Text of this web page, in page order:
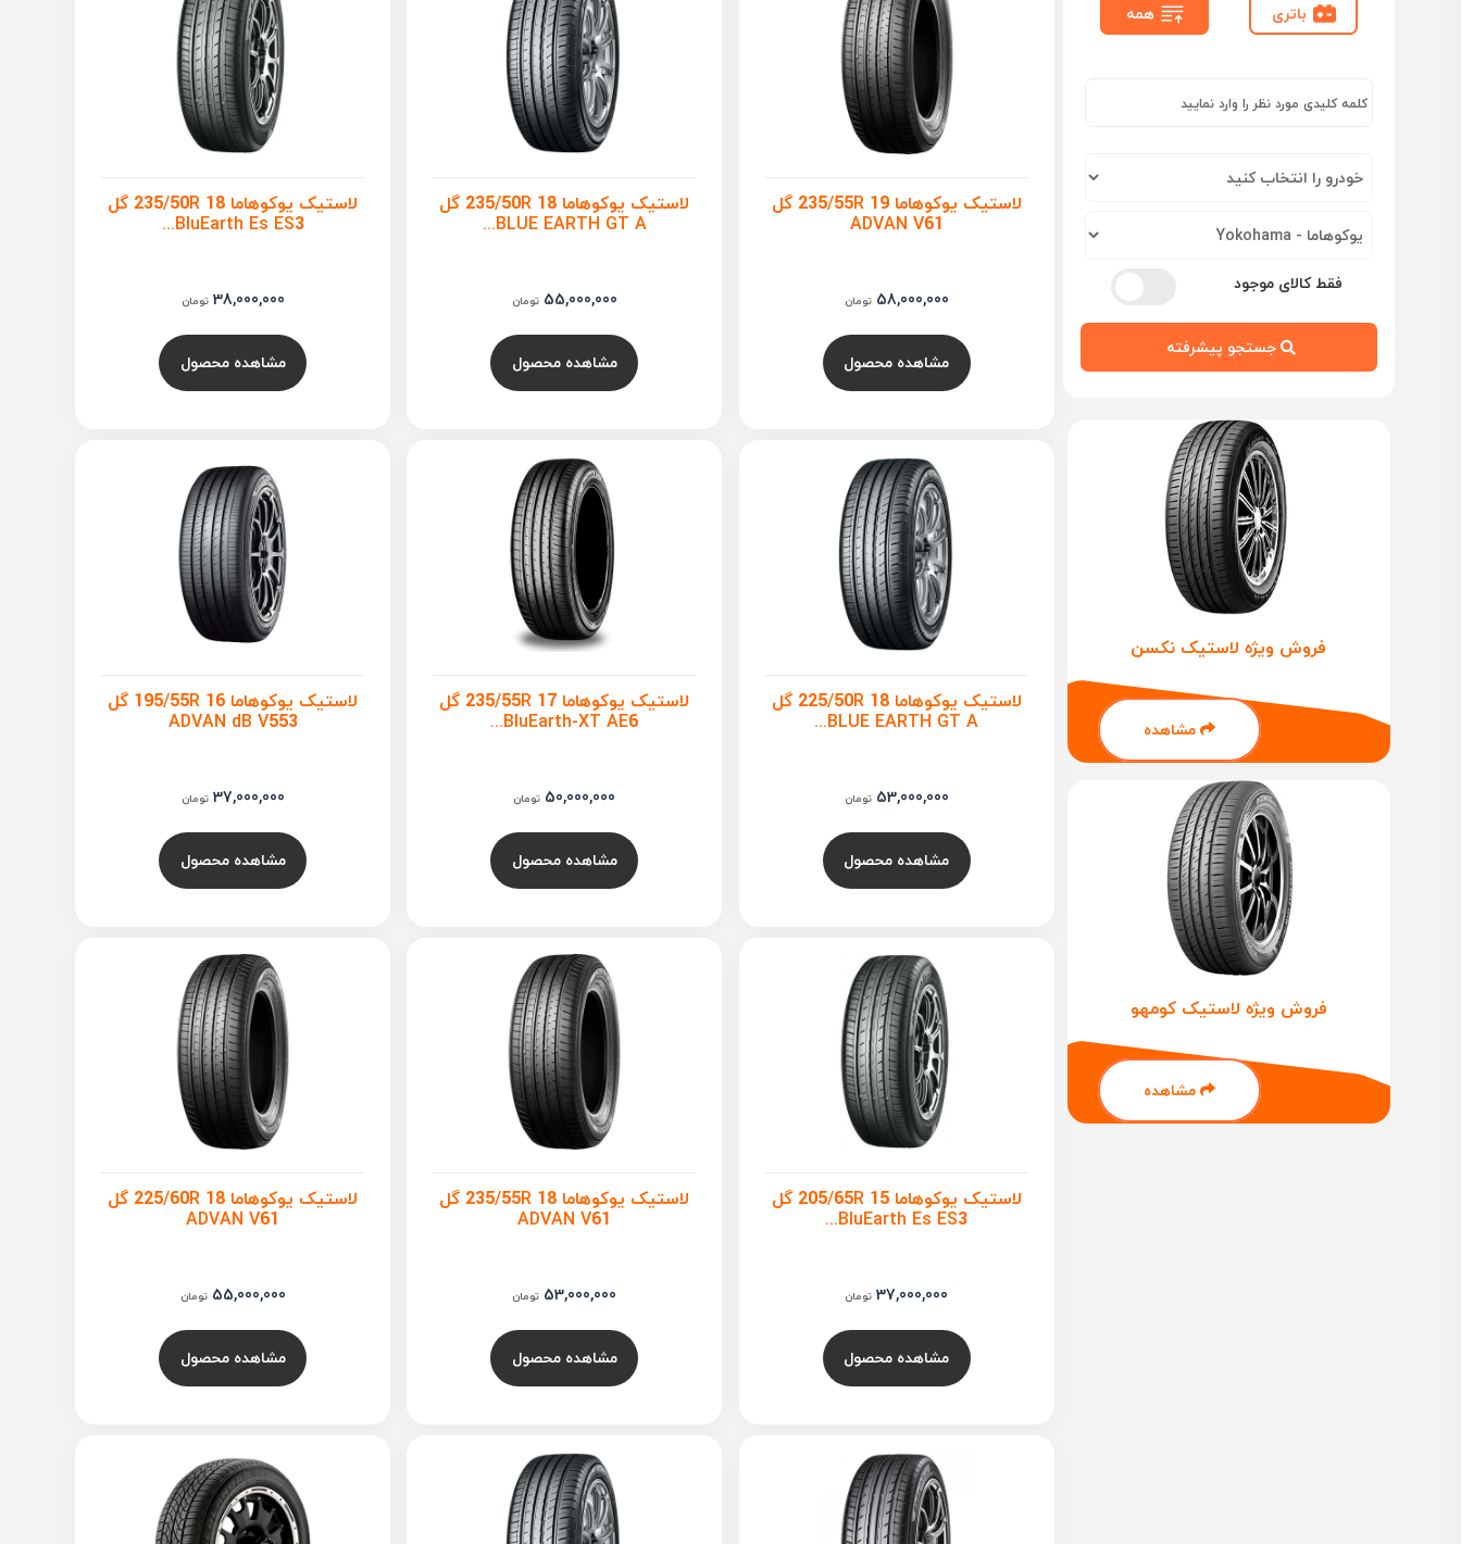
باتری همه
فقط کالای موجود
جستجو پیشرفته
فروش ویژه لاستیک نکسن
مشاهده
فروش ویژه لاستیک کومهو
مشاهده
لاستیک یوکوهاما 235/55R 19 گل
ADVAN V61
58,000,000 تومان
مشاهده محصول
لاستیک یوکوهاما 235/50R 18 گل
BLUE EARTH GT A...
55,000,000 تومان
مشاهده محصول
لاستیک یوکوهاما 235/50R 18 گل
BluEarth Es ES3...
38,000,000 تومان
مشاهده محصول
لاستیک یوکوهاما 225/50R 18 گل
BLUE EARTH GT A...
53,000,000 تومان
مشاهده محصول
لاستیک یوکوهاما 235/55R 17 گل
BluEarth-XT AE6...
50,000,000 تومان
مشاهده محصول
لاستیک یوکوهاما 195/55R 16 گل
ADVAN dB V553
37,000,000 تومان
مشاهده محصول
لاستیک یوکوهاما 205/65R 15 گل
BluEarth Es ES3...
37,000,000 تومان
مشاهده محصول
لاستیک یوکوهاما 235/55R 18 گل
ADVAN V61
53,000,000 تومان
مشاهده محصول
لاستیک یوکوهاما 225/60R 18 گل
ADVAN V61
55,000,000 تومان
مشاهده محصول